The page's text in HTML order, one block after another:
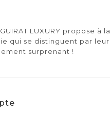
LUXURY propose à la
qui se distinguent par leur
surprenant !